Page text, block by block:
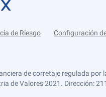
de Riesgo Configuración
de corretaje regulada
de Valores 2021. Dirección: